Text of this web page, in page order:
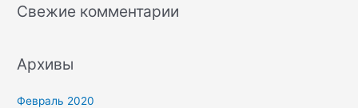
Свежие комментарии
Архивы
Февраль 2020